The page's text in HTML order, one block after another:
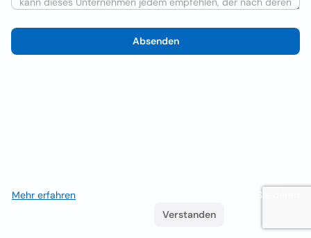
Absenden
Mehr erfahren . Wenn Sie weiterhin surfen, akzeptieren Sie deren
Verstanden